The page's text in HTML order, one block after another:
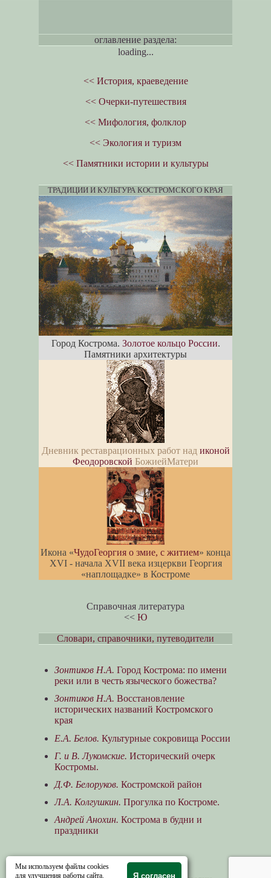
оглавление раздела:
loading...
<< История, краеведение
<< Очерки-путешествия
<< Мифология, фолклор
<< Экология и туризм
<< Памятники истории и культуры
ТРАДИЦИИ И КУЛЬТУРА КОСТРОМСКОГО КРАЯ
Город Кострома. Золотое кольцо России.
Памятники архитектуры
Дневник реставрационных работ над иконой
Феодоровской БожиейМатери
Икона «ЧудоГеоргия о змие, с житием» конца
XVI - начала XVII века изцеркви Георгия
«наплощадке» в Костроме
Справочная литература
<< Ю
Словари, справочники, путеводители
Зонтиков Н.А. Город Кострома: по имени
реки или в честь языческого божества?
Зонтиков Н.А. Восстановление
исторических названий Костромского
края
Е.А. Белов. Культурные сокровища России
Г. и В. Лукомские. Исторический очерк
Костромы.
Д.Ф. Белоруков. Костромской район
Л.А. Колгушкин. Прогулка по Костроме.
Андрей Анохин. Кострома в будни и
праздники
Мы используем файлы cookies
для улучшения работы сайта.
Я согласен